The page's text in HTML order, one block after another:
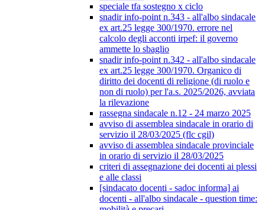
speciale tfa sostegno x ciclo
snadir info-point n.343 - all'albo sindacale
ex art.25 legge 300/1970. errore nel
calcolo degli acconti irpef: il governo
ammette lo sbaglio
snadir info-point n.342 - all'albo sindacale
ex art.25 legge 300/1970. Organico di
diritto dei docenti di religione (di ruolo e
non di ruolo) per l'a.s. 2025/2026, avviata
la rilevazione
rassegna sindacale n.12 - 24 marzo 2025
avviso di assemblea sindacale in orario di
servizio il 28/03/2025 (flc cgil)
avviso di assemblea sindacale provinciale
in orario di servizio il 28/03/2025
criteri di assegnazione dei docenti ai plessi
e alle classi
[sindacato docenti - sadoc informa] ai
docenti - all'albo sindacale - question time: